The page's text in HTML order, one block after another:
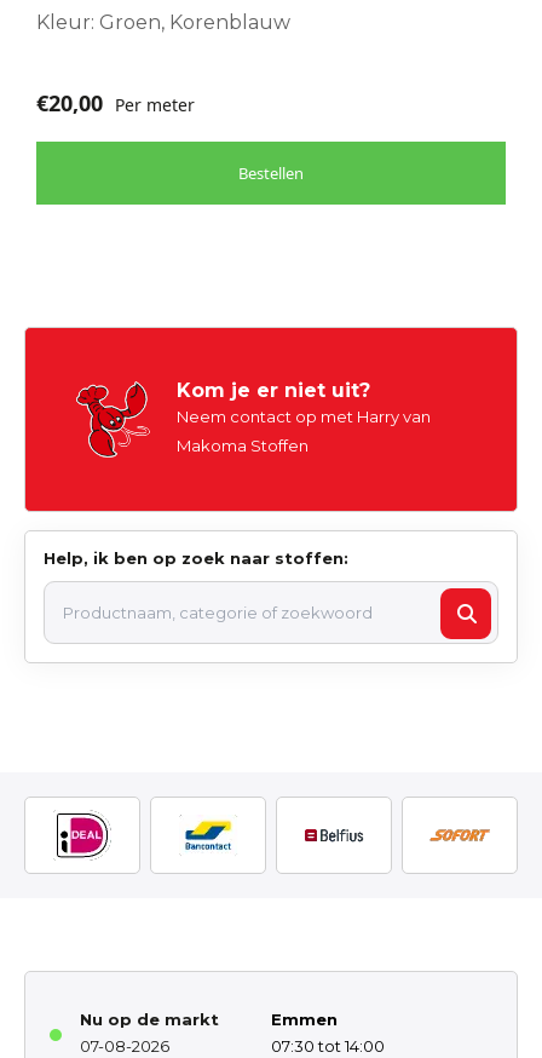
Kleur: Groen, Korenblauw
€20,00 Per meter
Bestellen
op
Kom je er niet uit?
Neem contact op met Harry van
Makoma Stoffen
Help, ik ben op zoek naar stoffen:
Nu op de markt
07-08-2026
Emmen
07:30 tot 14:00